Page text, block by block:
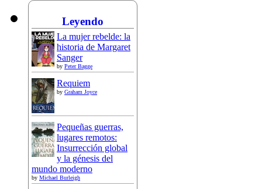
Leyendo
La mujer rebelde: la
historia de Margaret
Sanger
by Peter Bagge
Requiem
by Graham Joyce
Pequeñas guerras,
lugares remotos:
Insurrección global
y la génesis del
mundo moderno
by Michael Burleigh